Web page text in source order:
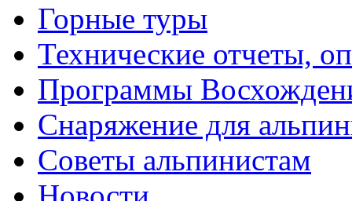
Горные туры
Технические отчеты,
Программы
Снаряжение для
Советы альпинистам